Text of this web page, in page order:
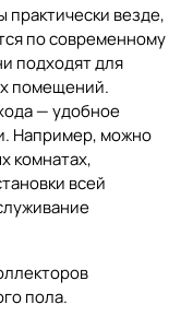
везде,
по современному
подходят для
помещений.
— удобное
Например, можно
комнатах,
всей
пола.